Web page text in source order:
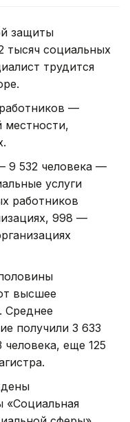
защиты
тысяч социальных
трудится
—
местности,
9 532 человека —
услуги
работников
998 —
высшее
Среднее
получили 3 633
еще 125
«Социальная